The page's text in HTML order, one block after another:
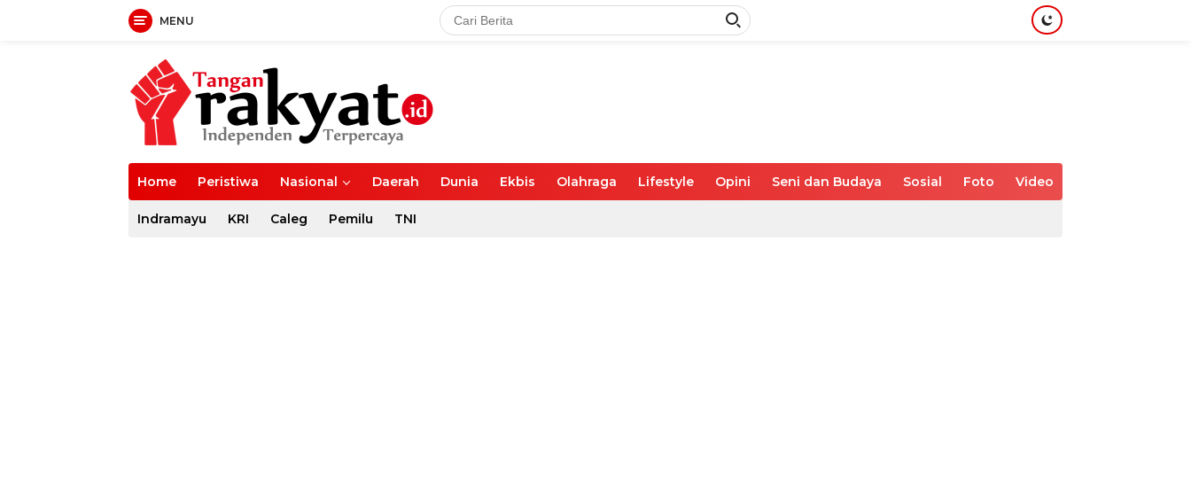
MENU
Home Peristiwa Nasional Daerah Dunia Ekbis Olahraga Lifestyle Opini Seni dan Budaya Sosial Foto Video
Indramayu KRI Caleg Pemilu TNI